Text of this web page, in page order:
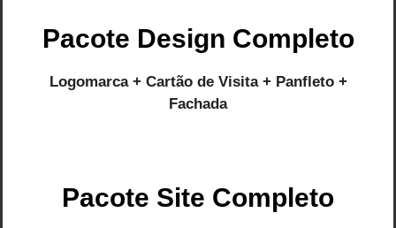
Pacote Design Completo
Logomarca + Cartão de Visita + Panfleto +
Fachada
Pacote Site Completo